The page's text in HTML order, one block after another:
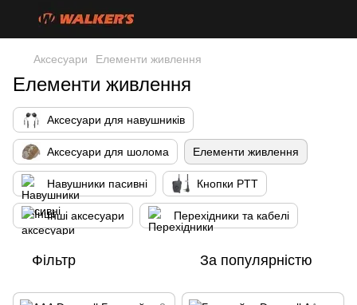
Аксесуари Елементи живлення
Елементи живлення
Аксесуари для навушників
Аксесуари для шолома Елементи живлення
Навушники пасивні Кнопки PTT
Інші аксесуари Перехідники та кабелі
Фільтр За популярністю